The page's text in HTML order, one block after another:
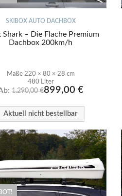
SKIBOX AUTO DACHBOX
Shark – Die Flache Premium
Dachbox 200km/h
Maße 220 × 80 × 28 cm
480 Liter
1.290,00€899,00 €
Aktuell nicht bestellbar